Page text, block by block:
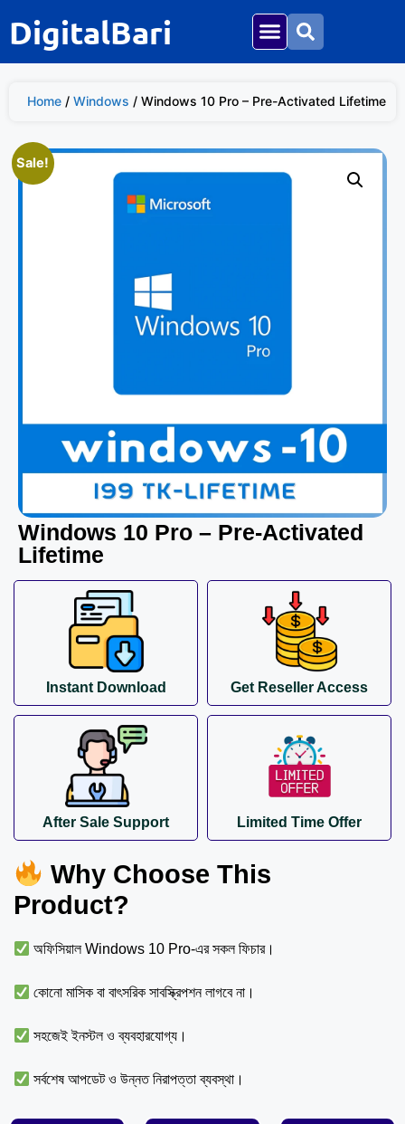
DigitalBari
Home / Windows / Windows 10 Pro – Pre-Activated Lifetime
Sale!
Windows 10 Pro – Pre-Activated
Lifetime
Instant Download Get Reseller Access
After Sale Support Limited Time Offer
Why Choose This
Product?
অফিসিয়াল Windows 10 Pro-এর সকল ফিচার।
কোনো মাসিক বা বাৎসরিক সাবস্ক্রিপশন লাগবে না।
সহজেই ইনস্টল ও ব্যবহারযোগ্য।
সর্বশেষ আপডেট ও উন্নত নিরাপত্তা ব্যবস্থা।